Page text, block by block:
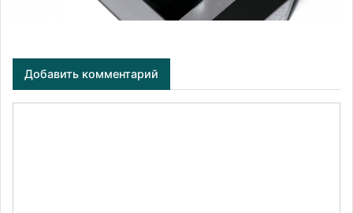
Добавить комментарий